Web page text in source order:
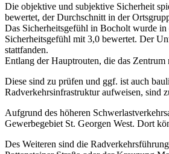
Die objektive und subjektive Sicherheit
bewertet, der Durchschnitt in der
Das Sicherheitsgefühl in Bocholt wurde in
Sicherheitsgefühl mit 3,0 bewertet. Der
stattfanden.
Entlang der Hauptrouten, die das
Diese sind zu prüfen und ggf. ist auch
Radverkehrsinfrastruktur aufweisen, sind
Aufgrund des höheren
Gewerbegebiet St. Georgen West. Dort
Des Weiteren sind die